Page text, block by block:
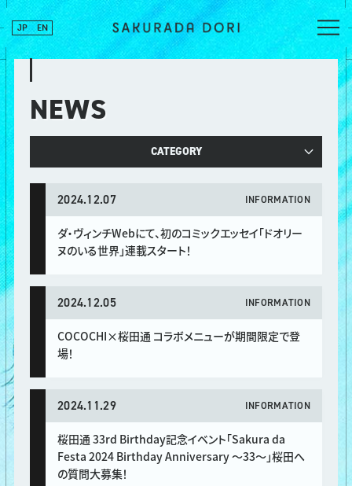
JP EN
NEWS
CATEGORY
2024.12.07 INFORMATION
ダ・ヴィンチWebにて、初のコミックエッセイ「ドオリー
ヌのいる世界」連載スタート！
2024.12.05 INFORMATION
COCOCHI×桜田通 コラボメニューが期間限定で登
場！
2024.11.29 INFORMATION
桜田通 33rd Birthday記念イベント「Sakura da
Festa 2024 Birthday Anniversary 〜33〜」桜田へ
の質問大募集！